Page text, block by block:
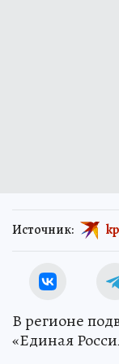
Источник:
В регионе
«Единая